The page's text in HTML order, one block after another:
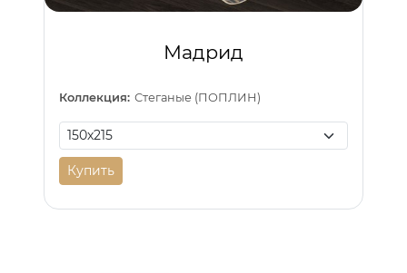
Мадрид
Коллекция: Стеганые (ПОПЛИН)
Купить